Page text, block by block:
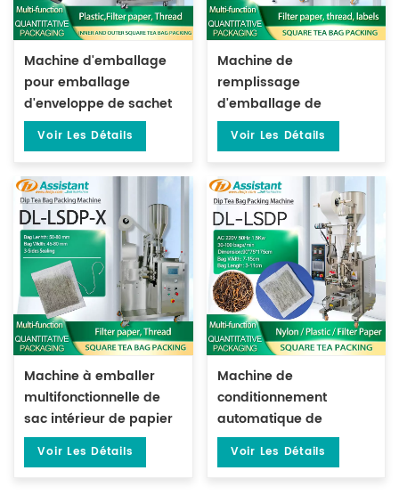
Machine d'emballage
pour emballage
d'enveloppe de sachet
de thé avec enveloppe
extérieure DL-LSDP-XBW
Voir Les Détails
Machine de
remplissage
d'emballage de
sachets de thé carrés
avec fil et étiquette DL-
Voir Les Détails
Machine à emballer
multifonctionnelle de
sac intérieur de papier
filtre carré de
Voir Les Détails
Machine de
conditionnement
automatique de
sachets de thé à
Voir Les Détails